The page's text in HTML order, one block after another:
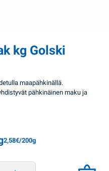
kg Golski
maapähkinällä.
pähkinäinen maku ja
2,58€/200g